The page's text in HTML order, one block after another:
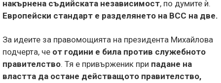
накърнена съдийската независимост, по думите ѝ.
Европейски стандарт е разделянето на ВСС на две.
За идеите за правомощията на президента Михайлова
подчерта, че от години е била против служебното
правителство. Тя е привърженик при падане на
властта да остане действащото правителство,